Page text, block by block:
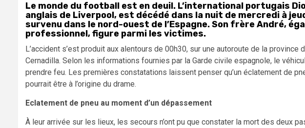
Le monde du football est en deuil. L’international portugais
anglais de Liverpool, est décédé dans la nuit de mercredi à
survenu dans le nord-ouest de l’Espagne. Son frère André,
professionnel, figure parmi les victimes.
L’accident s’est produit aux alentours de 00h30, sur une autoroute de la province
Cernadilla. Selon les informations fournies par la Garde civile espagnole, le
prendre feu. Les premières constatations laissent penser qu’un éclatement de
pourrait être à l’origine du drame.
Eclatement de pneu au moment d’un dépassement
À leur arrivée sur les lieux, les secours n’ont pu que constater la mort des deux